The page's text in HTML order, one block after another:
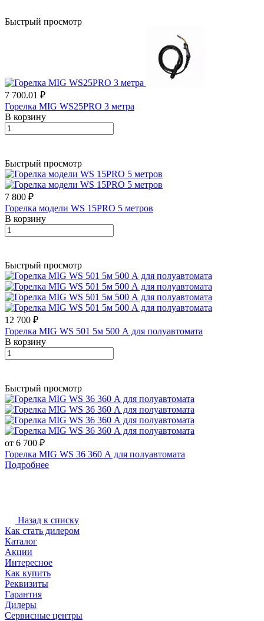
Быстрый просмотр
7 700.01 ₽
Горелка MIG WS25PRO 3 метра
В корзину
Быстрый просмотр
7 800 ₽
Горелка модели WS 15PRO 5 метров
В корзину
Быстрый просмотр
12 700 ₽
Горелка MIG WS 501 5м 500 А для полуавтомата
В корзину
Быстрый просмотр
от 6 700 ₽
Горелка MIG WS 36 360 А для полуавтомата
Подробнее
Назад к списку
Как стать дилером
Каталог
Акции
Интересное
Как купить
Реквизиты
Гарантия
Дилеры
Сервисные центры